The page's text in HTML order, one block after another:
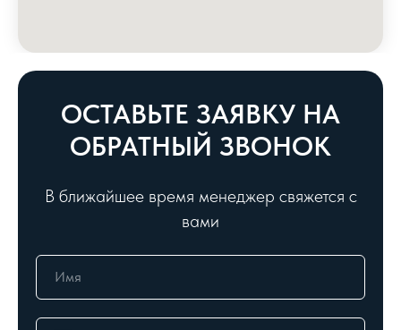
ОСТАВЬТЕ ЗАЯВКУ НА
ОБРАТНЫЙ ЗВОНОК
В ближайшее время менеджер свяжется с
вами